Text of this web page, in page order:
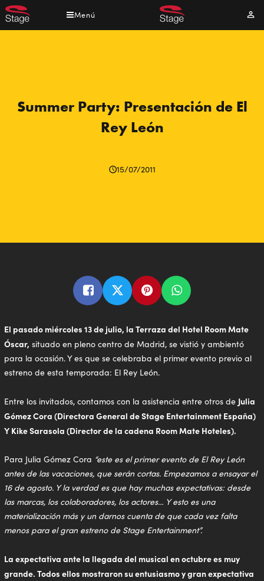
Pasar
al
Menú
Mi
Summer Party: Presentación de El
Rey León
15/07/2011
El pasado miércoles 13 de julio, la Terraza del Hotel Room Mate
Óscar, situado en pleno centro de Madrid, se vistió y ambientó
para la ocasión. Y es que se celebraba el primer evento previo al
estreno de esta temporada: El Rey León.
Entre los invitados, contamos con la asistencia entre otros de Julia
Gómez Cora (Directora General de Stage Entertainment España)
Y Kike Sarasola (Director de la cadena Room Mate Hoteles).
Para Julia Gómez Cora “este es el primer evento de El Rey León
antes de las vacaciones, que serán cortas. Empezamos a ensayar el
16 de agosto. Y la verdad es que hay muchas expectativas: desde
las marcas, los colaboradores, los actores… Y esto es una
materialización más y un darnos cuenta de que cada vez falta
menos para el gran estreno de Stage Entertainment”.
La expectativa ante la llegada del musical en octubre es muy
grande. Todos ellos mostraron su entusiasmo y gran expectativa